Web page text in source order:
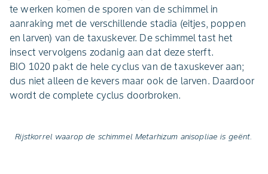
te werken komen de sporen van de schimmel in
aanraking met de verschillende stadia (eitjes, poppen
en larven) van de taxuskever. De schimmel tast het
insect vervolgens zodanig aan dat deze sterft.
BIO 1020 pakt de hele cyclus van de taxuskever aan;
dus niet alleen de kevers maar ook de larven. Daardoor
wordt de complete cyclus doorbroken.
Rijstkorrel waarop de schimmel Metarhizum anisopliae is geënt.